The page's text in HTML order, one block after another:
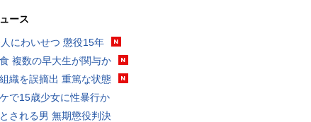
ース
にわいせつ 懲役15年
複数の早大生が関与か
織を誤摘出 重篤な状態
で15歳少女に性暴行か
される男 無期懲役判決